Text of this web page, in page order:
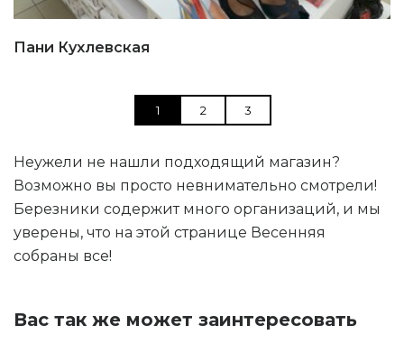
Пани Кухлевская
1 2 3
Неужели не нашли подходящий магазин?
Возможно вы просто невнимательно смотрели!
Березники содержит много организаций, и мы
уверены, что на этой странице Весенняя
собраны все!
Вас так же может заинтересовать